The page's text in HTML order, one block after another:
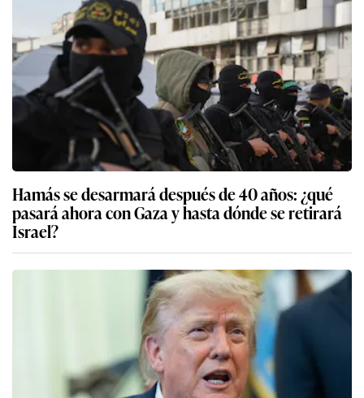
Hamás se desarmará después de 40 años: ¿qué
pasará ahora con Gaza y hasta dónde se retirará
Israel?